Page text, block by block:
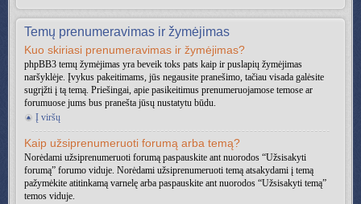
Temų prenumeravimas ir žymėjimas
Kuo skiriasi prenumeravimas ir žymėjimas?
phpBB3 temų žymėjimas yra beveik toks pats kaip ir puslapių žymėjimas
naršyklėje. Įvykus pakeitimams, jūs negausite pranešimo, tačiau visada galėsite
sugrįžti į tą temą. Priešingai, apie pasikeitimus prenumeruojamose temose ar
forumuose jums bus pranešta jūsų nustatytu būdu.
Į viršų
Kaip užsiprenumeruoti forumą arba temą?
Norėdami užsiprenumeruoti forumą paspauskite ant nuorodos “Užsisakyti
forumą” forumo viduje. Norėdami užsiprenumeruoti temą atsakydami į temą
pažymėkite atitinkamą varnelę arba paspauskite ant nuorodos “Užsisakyti temą”
temos viduje.